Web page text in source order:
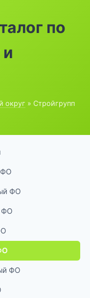
по
округ » Стройгрупп
ФО
ФО
ФО
ФО